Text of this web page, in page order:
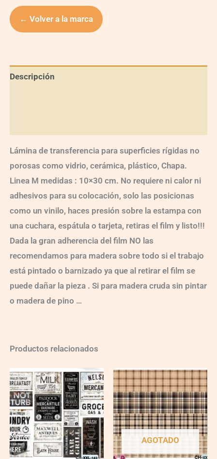
← Volver a la marca
Descripción
Lámina de transferencia para superficies rígidas no
porosas como vidrio, cerámica, plástico, Chapa.
Linea M medidas : 10×30 cm. No requiere ni calor ni
adhesivos para su colocación, solo las posicionas
como un vinilo, haces presión sobre la estampa con
una cuchara, espátula o tarjeta, retiras el film y listo!!!
Dada la gran adherencia del film NO las
recomendamos para madera sobre todo si el trabajo
está pintado o barnizado ya que al retirar el film se
puede dañar la pieza . Si para madera cruda sin pintar
o madera de pino …
Productos relacionados
Ch-
wXXL142
quantity
AGOTADO